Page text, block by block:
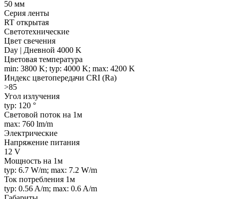
50 мм
Серия ленты
RT открытая
Светотехнические
Цвет свечения
Day | Дневной 4000 K
Цветовая температура
min: 3800 K; typ: 4000 K; max: 4200 K
Индекс цветопередачи CRI (Ra)
>85
Угол излучения
typ: 120 °
Световой поток на 1м
max: 760 lm/m
Электрические
Напряжение питания
12 V
Мощность на 1м
typ: 6.7 W/m; max: 7.2 W/m
Ток потребления 1м
typ: 0.56 A/m; max: 0.6 A/m